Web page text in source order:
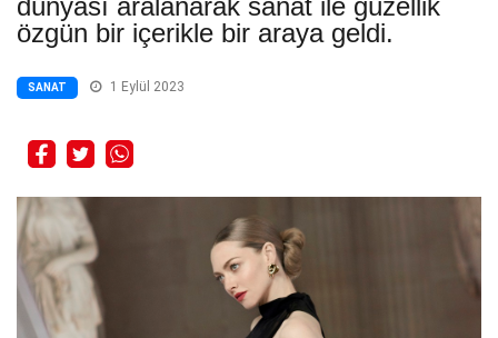
dünyası aralanarak sanat ile güzellik
özgün bir içerikle bir araya geldi.
SANAT 1 Eylül 2023